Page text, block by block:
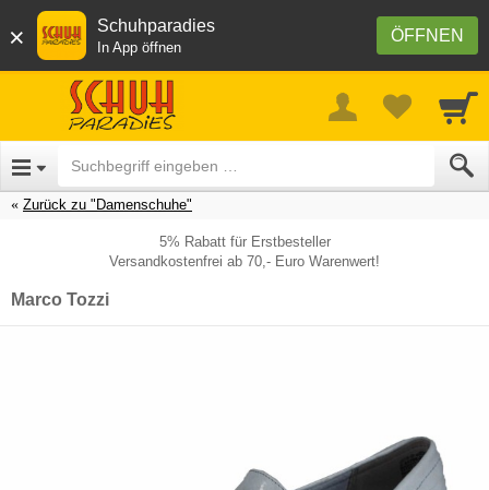
× ÖFFNEN
Schuhparadies
In App öffnen
Zurück zu "Damenschuhe"
5% Rabatt für Erstbesteller
Versandkostenfrei ab 70,- Euro Warenwert!
Marco Tozzi